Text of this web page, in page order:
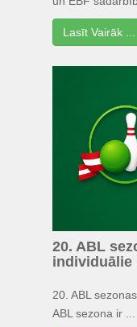
Lasīt Vairāk ...
20. ABL
individuālie
20. ABL
ABL sezona ir ...